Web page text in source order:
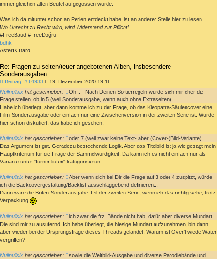
immer gleichen alten Beutel aufgegossen wurde.
Was ich da mitunter schon an Perlen entdeckt habe, ist an anderer Stelle hier zu lesen.
Wo Unrecht zu Recht wird, wird Widerstand zur Pflicht!
#FreeBaud #FreeDoğru
bdhk
AsterIX Bard
Re: Fragen zu selten/teuer angebotenen Alben, insbesondere
Sonderausgaben
Beitrag: # 64933Beitrag19. Dezember 2020 19:11
Nullnullsix hat geschrieben:
Öh... - Nach Deinen Sortierregeln würde sich mir eher die
Frage stellen, ob in 5 (weil Sonderausgabe, wenn auch ohne Extraseiten)
Habe ich überlegt, aber dann komme ich zu der Frage, ob das Kleopatra-Säulencover eine
Film-Sonderausgabe oder einfach nur eine Zwischenversion in der zweiten Serie ist. Wurde
hier schon diskutiert, das habe ich gesehen.
Nullnullsix hat geschrieben:
oder 7 (weil zwar keine Text- aber (Cover-)Bild-Variante)...
Das Argument ist gut. Geradezu bestechende Logik. Aber das Titelbild ist ja wie gesagt mein
Hauptkriterium für die Frage der Sammelwürdigkeit. Da kann ich es nicht einfach nur als
Variante unter "ferner liefen" kategorisieren.
Nullnullsix hat geschrieben:
Aber wenn sich bei Dir die Frage auf 3 oder 4 zuspitzt, würde
ich die Backcovergestaltung/Backlist ausschlaggebend definieren...
Dann wäre die Briten-Sonderausgabe Teil der zweiten Serie, wenn ich das richtig sehe, trotz
Verpackung
Nullnullsix hat geschrieben:
ich zwar die frz. Bände nicht hab, dafür aber diverse Mundart
Die sind mir zu ausufernd. Ich habe überlegt, die hiesige Mundart aufzunehmen, bin dann
aber wieder bei der Ursprungsfrage dieses Threads gelandet: Warum ist Över't wiede Water
vergriffen?
Nullnullsix hat geschrieben:
sowie die Weltbild-Ausgabe und diverse Parodiebände und